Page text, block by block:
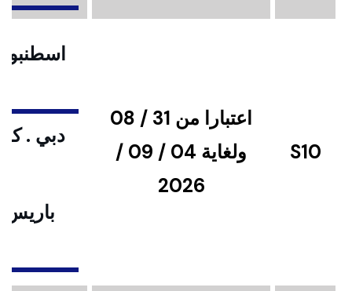
S10
اعتبارا من 31 / 08
ولغاية 04 / 09 /
2026
دبي .
باريس